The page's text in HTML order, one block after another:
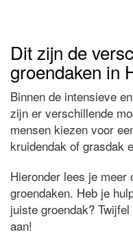
Dit zijn de
groendaken in
Binnen de intensieve
zijn er verschillende
mensen kiezen voor
kruidendak of grasdak
Hieronder lees je
groendaken. Heb je
juiste groendak?
aan!